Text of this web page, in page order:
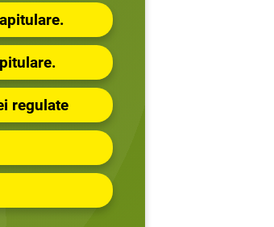
regulate